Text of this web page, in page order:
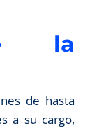
la
de hasta
a su cargo,